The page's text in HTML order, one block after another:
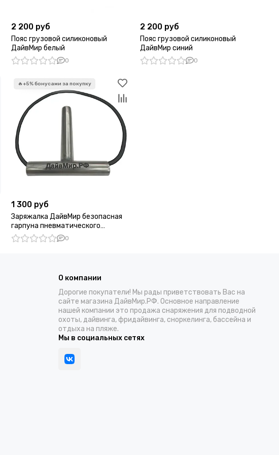
2 200 руб
Пояс грузовой силиконовый
ДайвМир белый
0
2 200 руб
Пояс грузовой силиконовый
ДайвМир синий
0
1 300 руб
Заряжалка ДайвМир безопасная
гарпуна пневматического
подводного ружья 14 мм
0
О компании
Дорогие покупатели! Мы рады приветствовать Вас на
сайте магазина ДайвМир.РФ. Основное направление
нашей компании это продажа снаряжения для подводной
охоты, дайвинга, фридайвинга, сноркелинга, бассейна и
отдыха на пляже.
Мы в социальных сетях